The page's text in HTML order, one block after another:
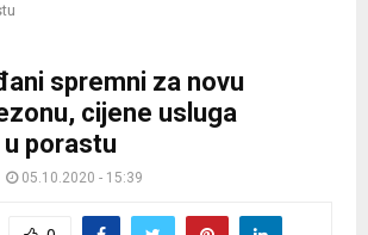
spremni za novu
cijene usluga
porastu
05.10.2020 - 15:39